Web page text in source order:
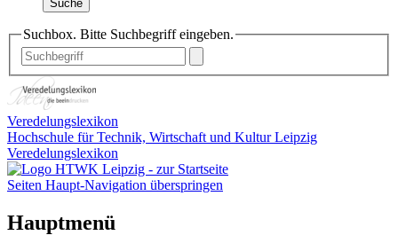
Suche
Suchbox. Bitte Suchbegriff eingeben.
Veredelungslexikon
Hochschule für Technik, Wirtschaft und Kultur Leipzig
Veredelungslexikon
Seiten Haupt-Navigation überspringen
Hauptmenü